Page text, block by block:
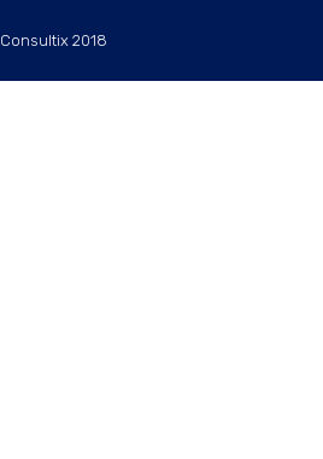
Consultix 2018